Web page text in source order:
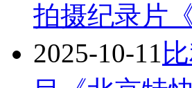
拍摄纪录片
2025-10-11